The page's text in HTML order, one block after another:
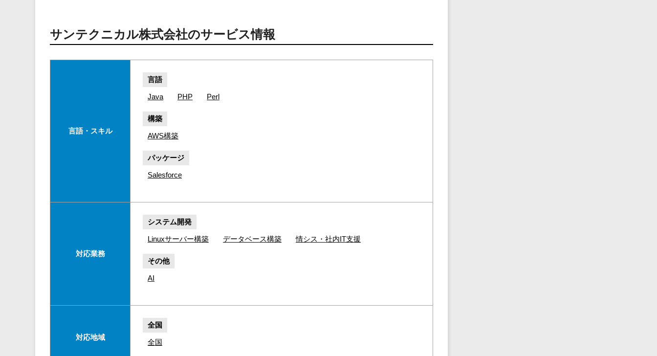
サンテクニカル株式会社のサービス情報
言語・スキル
言語
Java PHP Perl
構築
AWS構築
パッケージ
Salesforce
対応業務
システム開発
Linuxサーバー構築 データベース構築 情シス・社内IT支援
その他
AI
対応地域
全国
全国